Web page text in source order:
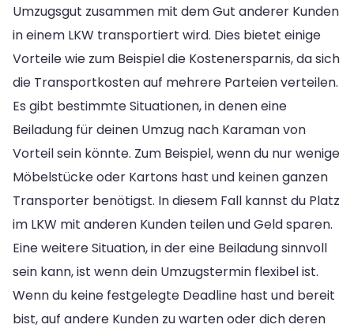
Umzugsgut zusammen mit dem Gut anderer Kunden
in einem LKW transportiert wird. Dies bietet einige
Vorteile wie zum Beispiel die Kostenersparnis, da sich
die Transportkosten auf mehrere Parteien verteilen.
Es gibt bestimmte Situationen, in denen eine
Beiladung für deinen Umzug nach Karaman von
Vorteil sein könnte. Zum Beispiel, wenn du nur wenige
Möbelstücke oder Kartons hast und keinen ganzen
Transporter benötigst. In diesem Fall kannst du Platz
im LKW mit anderen Kunden teilen und Geld sparen.
Eine weitere Situation, in der eine Beiladung sinnvoll
sein kann, ist wenn dein Umzugstermin flexibel ist.
Wenn du keine festgelegte Deadline hast und bereit
bist, auf andere Kunden zu warten oder dich deren